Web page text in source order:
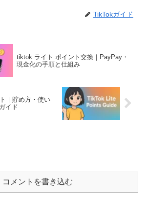
TikTokガイド
tiktok ライト ポイント交換｜PayPay・
現金化の手順と仕組み
｜貯め方・使い
イド
コメントを書き込む